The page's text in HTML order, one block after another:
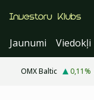
Jaunumi
Viedokļi
OMX Baltic 0,11%